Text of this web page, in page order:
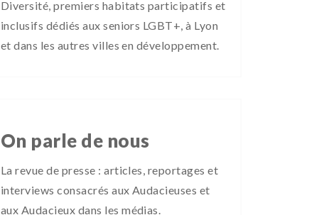
Diversité, premiers habitats participatifs et
inclusifs dédiés aux seniors LGBT+, à Lyon
et dans les autres villes en développement.
On parle de nous
La revue de presse : articles, reportages et
interviews consacrés aux Audacieuses et
aux Audacieux dans les médias.